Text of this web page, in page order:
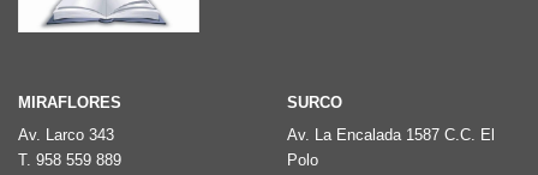
MIRAFLORES
Av. Larco 343
T. 958 559 889
SURCO
Av. La Encalada 1587 C.C. El
Polo